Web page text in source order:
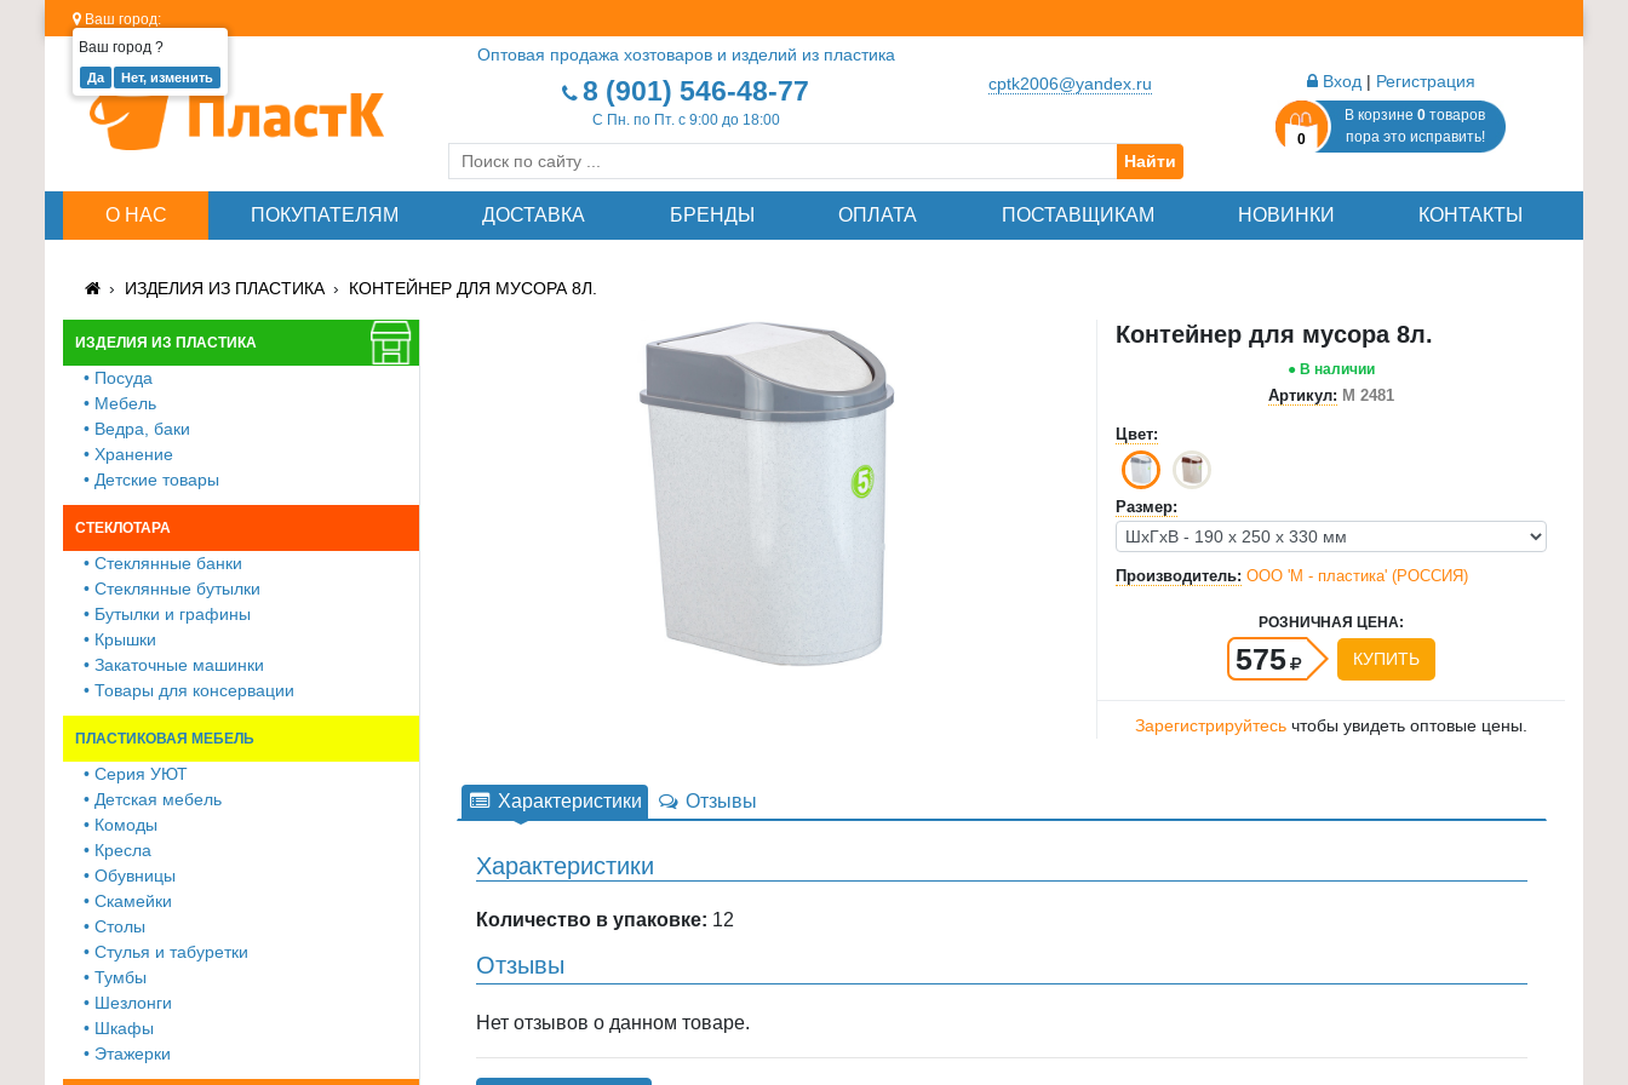
Ваш город:
Ваш город ? Оптовая продажа хозтоваров и изделий из пластика
8 (901) 546-48-77
С Пн. по Пт. с 9:00 до 18:00
cptk2006@yandex.ru
Найти
Вход | Регистрация
0
В корзине0 товаров
пора это исправить!
О НАС ПОКУПАТЕЛЯМ ДОСТАВКА БРЕНДЫ ОПЛАТА ПОСТАВЩИКАМ НОВИНКИ КОНТАКТЫ
ИЗДЕЛИЯ ИЗ ПЛАСТИКА КОНТЕЙНЕР ДЛЯ МУСОРА 8Л.
ИЗДЕЛИЯ ИЗ ПЛАСТИКА
• Посуда
• Мебель
• Ведра, баки
• Хранение
• Детские товары
СТЕКЛОТАРА
• Стеклянные банки
• Стеклянные бутылки
• Бутылки и графины
• Крышки
• Закаточные машинки
• Товары для консервации
ПЛАСТИКОВАЯ МЕБЕЛЬ
• Серия УЮТ
• Детская мебель
• Комоды
• Кресла
• Обувницы
• Скамейки
• Столы
• Стулья и табуретки
• Тумбы
• Шезлонги
• Шкафы
• Этажерки
Контейнер для мусора 8л.
● В наличии
Артикул: М 2481
Цвет:
Размер:
Производитель: ООО 'М - пластика' (РОССИЯ)
РОЗНИЧНАЯ ЦЕНА:
575 КУПИТЬ
Зарегистрируйтесьчтобы увидеть оптовые цены.
Характеристики Отзывы
Характеристики
Количество в упаковке: 12
Отзывы
Нет отзывов о данном товаре.
Изделия
пластика
≡
Пластиковая
мебель
Хозтовары
≡
Товары
животных
Товары
Туризм
отдых
Посуда